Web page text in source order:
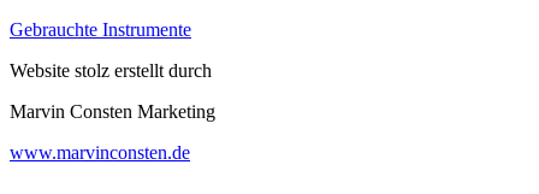
Gebrauchte Instrumente
Website stolz erstellt durch
Marvin Consten Marketing
www.marvinconsten.de